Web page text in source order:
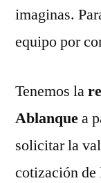
imaginas.
equipo por
Tenemos la
Ablanquea
solicitar la
cotización de